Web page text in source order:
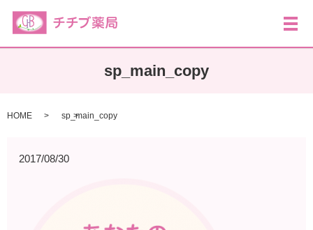
メ
sp_main_copy
HOME sp_main_copy
2017/08/30